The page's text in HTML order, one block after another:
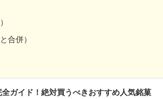
合併）
ガイド！絶対買うべきおすすめ人気銘菓